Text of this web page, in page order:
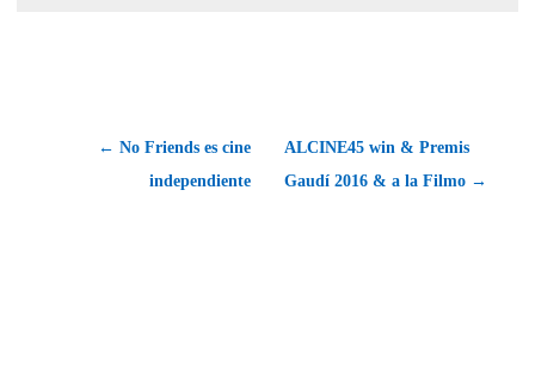
← No Friends es cine
independiente
ALCINE45 win & Premis
Gaudí 2016 & a la Filmo →